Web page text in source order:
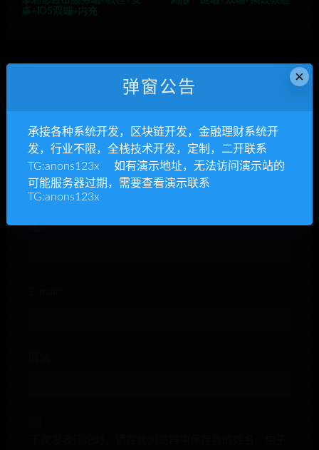
发表回复
昵称*
×
弹窗公告
承接各种系统开发，区块链开发，金融理财系统开
发，行业不限，全栈技术开发，定制，二开联系
TG:anons123x 如有演示地址，无法访问演示站的
可能服务器过期，需要查看演示联系
TG:anons123x